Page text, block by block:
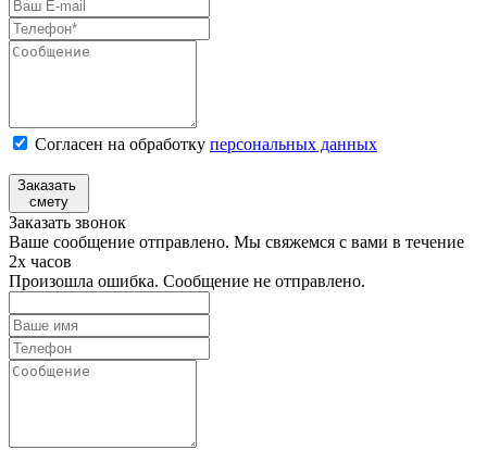
Согласен на обработку персональных данных
Заказать
смету
Заказать звонок
Ваше сообщение отправлено. Мы свяжемся с вами в течение
2х часов
Произошла ошибка. Сообщение не отправлено.